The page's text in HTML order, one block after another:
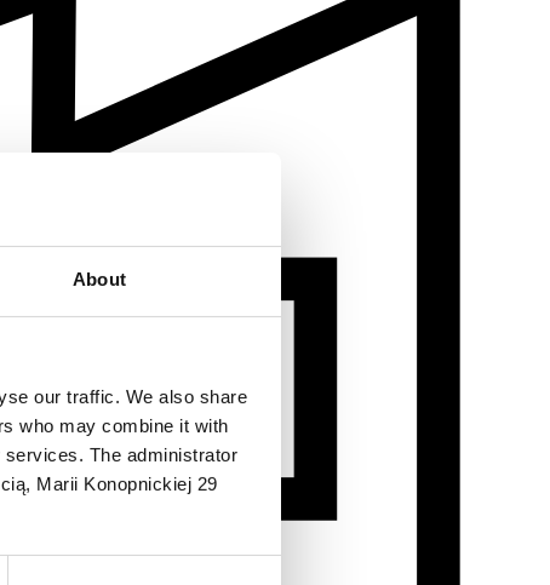
About
our traffic. We also share
who may combine it with
services. The administrator
Marii Konopnickiej 29